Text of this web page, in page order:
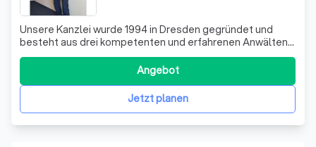
Unsere Kanzlei wurde 1994 in Dresden gegründet und
besteht aus drei kompetenten und erfahrenen Anwälten,
die sich auf unterschiedliche Rechtsgebiete spezialisiert
haben. Unser Ziel ist es, Ihnen eine Anwaltsberatung zu
bieten, die wir uns selbst wünschen würden:
erfolgsorientiert, partnerschaftlich
Jetzt planen
Angebot